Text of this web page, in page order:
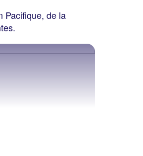
Pacifique, de la